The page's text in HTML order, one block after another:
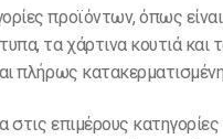
προϊόντων, όπως
τα χάρτινα κουτιά και
πλήρως κατακερματισμένη.
στις επιμέρους